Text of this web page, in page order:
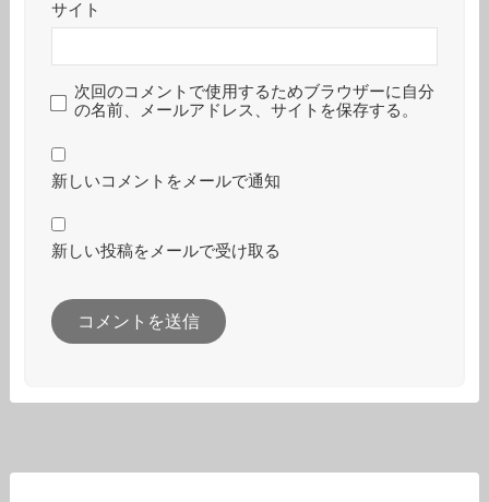
サイト
次回のコメントで使用するためブラウザーに自分
の名前、メールアドレス、サイトを保存する。
新しいコメントをメールで通知
新しい投稿をメールで受け取る